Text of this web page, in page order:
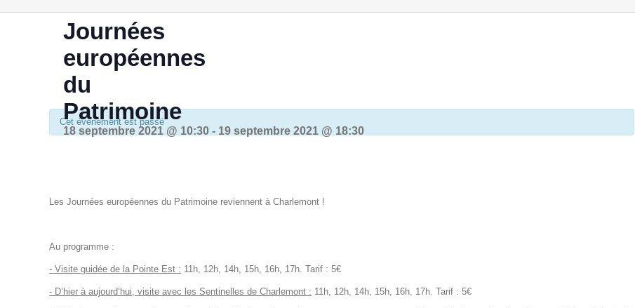
Cet évènement est passé
Journées
européennes
du
Patrimoine
18 septembre 2021 @ 10:30 - 19 septembre 2021 @ 18:30
Les Journées européennes du Patrimoine reviennent à Charlemont !
Au programme :
- Visite guidée de la Pointe Est : 11h, 12h, 14h, 15h, 16h, 17h. Tarif : 5€
- D’hier à aujourd’hui, visite avec les Sentinelles de Charlemont : 11h, 12h, 14h, 15h, 16h, 17h. Tarif : 5€